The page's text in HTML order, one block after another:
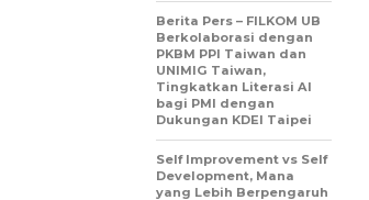
Berita Pers – FILKOM UB
Berkolaborasi dengan
PKBM PPI Taiwan dan
UNIMIG Taiwan,
Tingkatkan Literasi AI
bagi PMI dengan
Dukungan KDEI Taipei
Self Improvement vs Self
Development, Mana
yang Lebih Berpengaruh